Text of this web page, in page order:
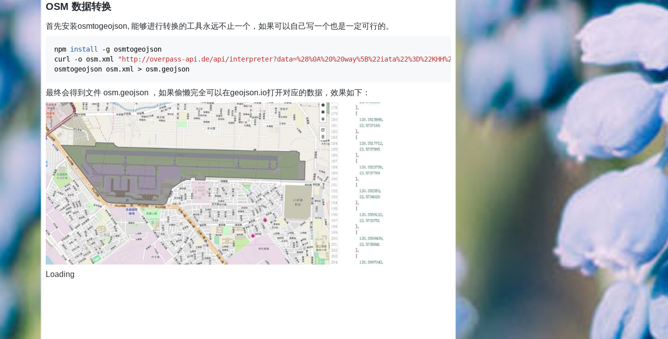
OSM 数据转换
首先安装osmtogeojson, 能够进行转换的工具永远不止一个，如果可以自己写一个也是一定可行的。
npm install -g osmtogeojson
curl
-o osm.xml
"http://overpass-api.de/api/
osmtogeojson osm.xml > osm.geojson
最终会得到文件 osm.geojson ，如果偷懒完全可以在geojson.io打开对应的数据，效果如下：
Loading